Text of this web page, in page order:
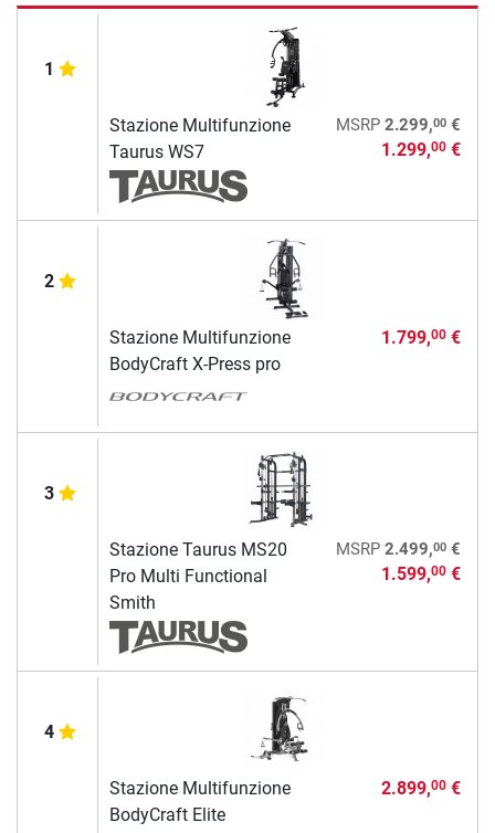
1
Stazione Multifunzione
Taurus WS7
MSRP 2.299,00€
1.299,00€
2
Stazione Multifunzione
BodyCraft X-Press pro
1.799,00€
3
Stazione Taurus MS20
Pro Multi Functional
Smith
MSRP 2.499,00€
1.599,00€
4
Stazione Multifunzione
BodyCraft Elite
2.899,00€